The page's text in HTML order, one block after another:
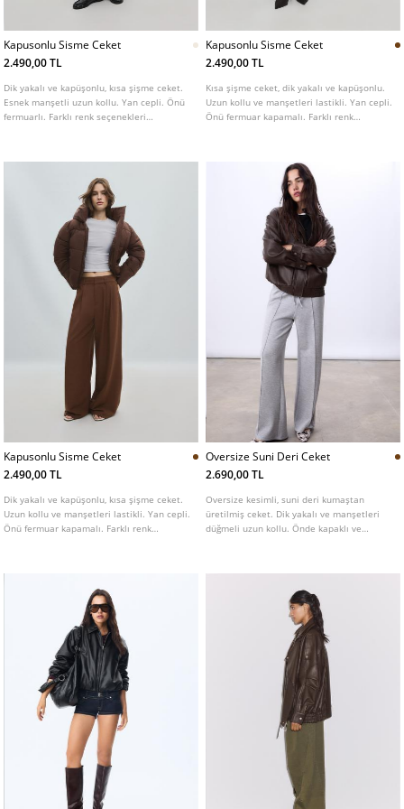
Kapusonlu Sisme Ceket
2.490,00 TL
Dik yakalı ve kapüşonlu, kısa şişme ceket.
Esnek manşetli uzun kollu. Yan cepli. Önü
fermuarlı. Farklı renk seçenekleri
Kapusonlu Sisme Ceket
2.490,00 TL
Kısa şişme ceket, dik yakalı ve kapüşonlu.
Uzun kollu ve manşetleri lastikli. Yan cepli.
Önü fermuar kapamalı. Farklı renk
Kapusonlu Sisme Ceket
2.490,00 TL
Dik yakalı ve kapüşonlu, kısa şişme ceket.
Uzun kollu ve manşetleri lastikli. Yan cepli.
Önü fermuar kapamalı. Farklı renk
Oversize Suni Deri Ceket
2.690,00 TL
Oversize kesimli, suni deri kumaştan
üretilmiş ceket. Dik yakalı ve manşetleri
düğmeli uzun kollu. Önde kapaklı ve
fermuarlı ve çıtçıt düğmeli patletle gizli